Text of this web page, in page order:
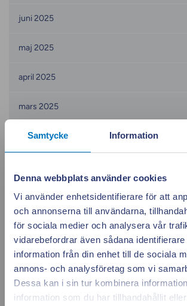
Samtycke Information
Denna webbplats använder cookies
Vi använder enhetsidentifierare för att
och annonserna till användarna,
för sociala medier och analysera vår
vidarebefordrar även sådana
information från din enhet till de sociala
annons- och analysföretag som vi
Dessa kan i sin tur kombinera
information som du har tillhandahållit
juni 2025
maj 2025
april 2025
mars 2025
februari 2025
december 2024
november 2024
oktober 2024
september 2024